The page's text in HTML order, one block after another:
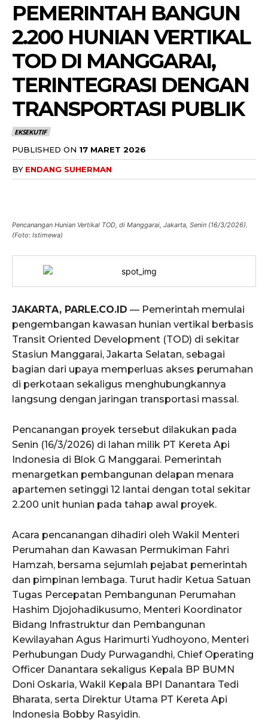
PEMERINTAH BANGUN
2.200 HUNIAN VERTIKAL
TOD DI MANGGARAI,
TERINTEGRASI DENGAN
TRANSPORTASI PUBLIK
EKSEKUTIF
PUBLISHED ON 17 MARET 2026
BY ENDANG SUHERMAN
Pencanangan Hunian Vertikal TOD, di Manggarai, Jakarta, Senin (16/3/2026).
(Foto: Istimewa)
JAKARTA, PARLE.CO.ID — Pemerintah memulai
pengembangan kawasan hunian vertikal berbasis
Transit Oriented Development (TOD) di sekitar
Stasiun Manggarai, Jakarta Selatan, sebagai
bagian dari upaya memperluas akses perumahan
di perkotaan sekaligus menghubungkannya
langsung dengan jaringan transportasi massal.
Pencanangan proyek tersebut dilakukan pada
Senin (16/3/2026) di lahan milik PT Kereta Api
Indonesia di Blok G Manggarai. Pemerintah
menargetkan pembangunan delapan menara
apartemen setinggi 12 lantai dengan total sekitar
2.200 unit hunian pada tahap awal proyek.
Acara pencanangan dihadiri oleh Wakil Menteri
Perumahan dan Kawasan Permukiman Fahri
Hamzah, bersama sejumlah pejabat pemerintah
dan pimpinan lembaga. Turut hadir Ketua Satuan
Tugas Percepatan Pembangunan Perumahan
Hashim Djojohadikusumo, Menteri Koordinator
Bidang Infrastruktur dan Pembangunan
Kewilayahan Agus Harimurti Yudhoyono, Menteri
Perhubungan Dudy Purwagandhi, Chief Operating
Officer Danantara sekaligus Kepala BP BUMN
Doni Oskaria, Wakil Kepala BPI Danantara Tedi
Bharata, serta Direktur Utama PT Kereta Api
Indonesia Bobby Rasyidin.